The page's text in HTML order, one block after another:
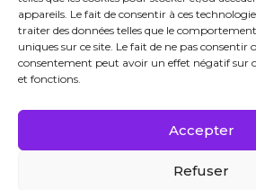
appareils. Le fait de consentir à ces
traiter des données telles que le
uniques sur ce site. Le fait de ne pas consentir
consentement peut avoir un effet négatif sur
et fonctions.
Accepter
Refuser
Lauréat France 2030,
doublera ses capacités de…
by Antonin Tabard